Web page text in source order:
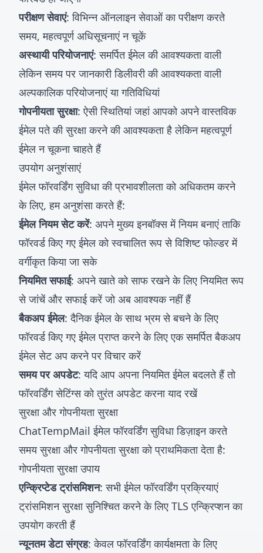
परीक्षण सेवाएं: विभिन्न ऑनलाइन सेवाओं का परीक्षण करते
समय, महत्वपूर्ण अधिसूचनाएं न चूकें
अस्थायी परियोजनाएं: समर्पित ईमेल की आवश्यकता वाली
लेकिन समय पर जानकारी डिलीवरी की आवश्यकता वाली
अल्पकालिक परियोजनाएं या गतिविधियां
गोपनीयता सुरक्षा: ऐसी स्थितियां जहां आपको अपने वास्तविक
ईमेल पते की सुरक्षा करने की आवश्यकता है लेकिन महत्वपूर्ण
ईमेल न चूकना चाहते हैं
उपयोग अनुशंसाएं
ईमेल फॉरवर्डिंग सुविधा की प्रभावशीलता को अधिकतम करने
के लिए, हम अनुशंसा करते हैं:
ईमेल नियम सेट करें: अपने मुख्य इनबॉक्स में नियम बनाएं ताकि
फॉरवर्ड किए गए ईमेल को स्वचालित रूप से विशिष्ट फोल्डर में
वर्गीकृत किया जा सके
नियमित सफाई: अपने खाते को साफ रखने के लिए नियमित रूप
से जांचें और सफाई करें जो अब आवश्यक नहीं हैं
बैकअप ईमेल: दैनिक ईमेल के साथ भ्रम से बचने के लिए
फॉरवर्ड किए गए ईमेल प्राप्त करने के लिए एक समर्पित बैकअप
ईमेल सेट अप करने पर विचार करें
समय पर अपडेट: यदि आप अपना नियमित ईमेल बदलते हैं तो
फॉरवर्डिंग सेटिंग्स को तुरंत अपडेट करना याद रखें
सुरक्षा और गोपनीयता सुरक्षा
ChatTempMail ईमेल फॉरवर्डिंग सुविधा डिज़ाइन करते
समय सुरक्षा और गोपनीयता सुरक्षा को प्राथमिकता देता है:
गोपनीयता सुरक्षा उपाय
एन्क्रिप्टेड ट्रांसमिशन: सभी ईमेल फॉरवर्डिंग प्रक्रियाएं
ट्रांसमिशन सुरक्षा सुनिश्चित करने के लिए TLS एन्क्रिप्शन का
उपयोग करती हैं
न्यूनतम डेटा संग्रह: केवल फॉरवर्डिंग कार्यक्षमता के लिए